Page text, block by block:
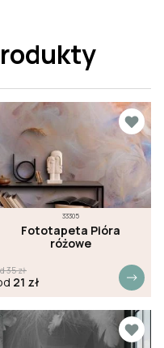
33305
Fototapeta Pióra
różowe
35zł
21 zł